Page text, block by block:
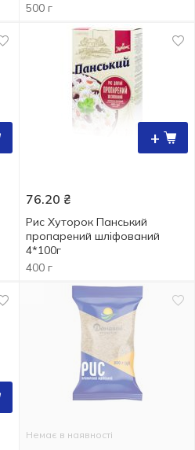
500 г
+
76.20 ₴
Рис Хуторок Панський
пропарений шліфований
4*100г
400 г
Немає в наявності